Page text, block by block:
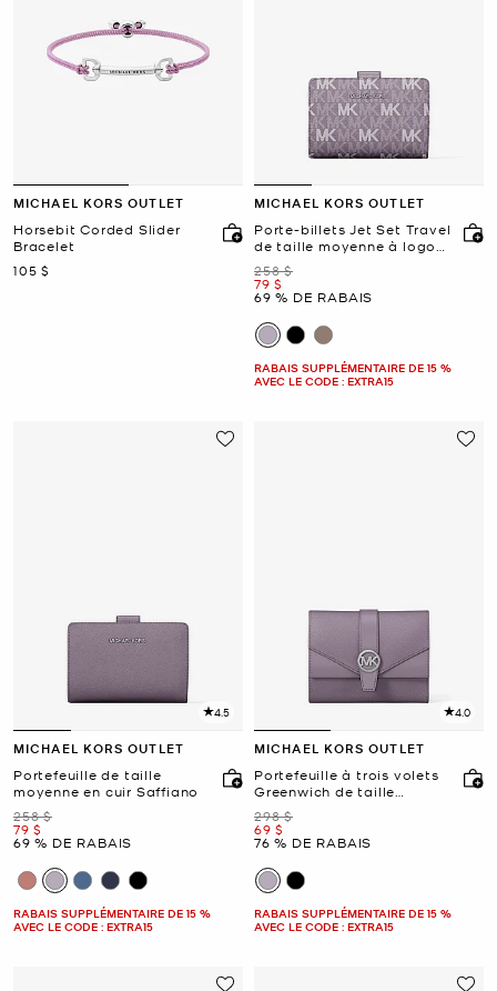
MICHAEL KORS OUTLET
Horsebit Corded Slider
Bracelet
maintenant
105 $
MICHAEL KORS OUTLET
Porte-billets Jet Set Travel
de taille moyenne à logo
Signature
était
258 $
maintenant
79 $
69 % DE RABAIS
RABAIS SUPPLÉMENTAIRE DE 15 %
AVEC LE CODE : EXTRA15
4.5
MICHAEL KORS OUTLET
Portefeuille de taille
moyenne en cuir Saffiano
était
258 $
maintenant
79 $
69 % DE RABAIS
RABAIS SUPPLÉMENTAIRE DE 15 %
AVEC LE CODE : EXTRA15
4.0
MICHAEL KORS OUTLET
Portefeuille à trois volets
Greenwich de taille
moyenne en cuir
était
298 $
maintenant
69 $
76 % DE RABAIS
RABAIS SUPPLÉMENTAIRE DE 15 %
AVEC LE CODE : EXTRA15